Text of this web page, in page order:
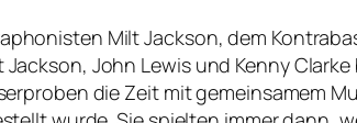
Milt Jackson, dem
John Lewis und Kenny
die Zeit mit gemeinsamem